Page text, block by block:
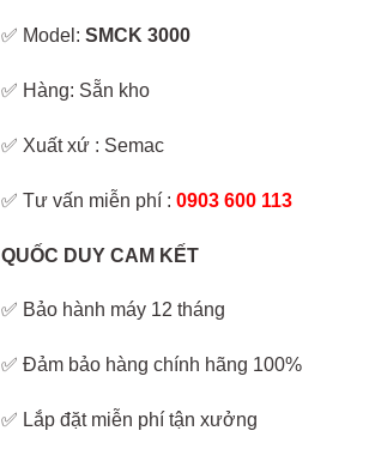
✅ Model:SMCK 3000
✅ Hàng: Sẵn kho
✅ Xuất xứ : Semac
✅ Tư vấn miễn phí :0903 600 113
QUỐC DUY CAM KẾT
✅ Bảo hành máy 12 tháng
✅ Đảm bảo hàng chính hãng 100%
✅ Lắp đặt miễn phí tận xưởng